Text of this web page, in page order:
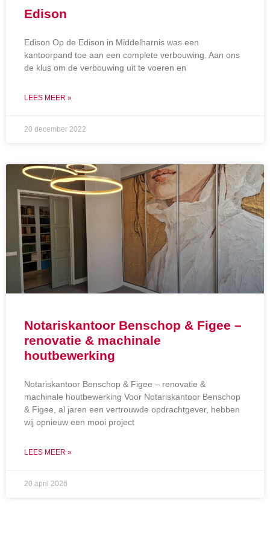
Edison
Edison Op de Edison in Middelharnis was een
kantoorpand toe aan een complete verbouwing. Aan ons
de klus om de verbouwing uit te voeren en
LEES MEER »
20 december 2022
Notariskantoor Benschop & Figee –
renovatie & machinale
houtbewerking
Notariskantoor Benschop & Figee – renovatie &
machinale houtbewerking Voor Notariskantoor Benschop
& Figee, al jaren een vertrouwde opdrachtgever, hebben
wij opnieuw een mooi project
LEES MEER »
20 april 2026